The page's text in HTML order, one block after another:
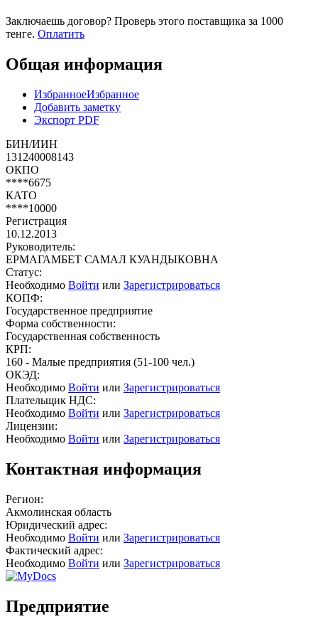
Заключаешь договор? Проверь этого поставщика за 1000
тенге. Оплатить
Общая информация
ИзбранноеИзбранное
Добавить заметку
Экспорт PDF
БИН/ИИН
131240008143
ОКПО
****6675
КАТО
****10000
Регистрация
10.12.2013
Руководитель:
ЕРМАГАМБЕТ САМАЛ КУАНДЫКОВНА
Статус:
Необходимо Войти или Зарегистрироваться
КОПФ:
Государственное предприятие
Форма собственности:
Государственная собственность
КРП:
160 - Малые предприятия (51-100 чел.)
ОКЭД:
Необходимо Войти или Зарегистрироваться
Плательщик НДС:
Необходимо Войти или Зарегистрироваться
Лицензии:
Необходимо Войти или Зарегистрироваться
Контактная информация
Регион:
Акмолинская область
Юридический адрес:
Необходимо Войти или Зарегистрироваться
Фактический адрес:
Необходимо Войти или Зарегистрироваться
Предприятие